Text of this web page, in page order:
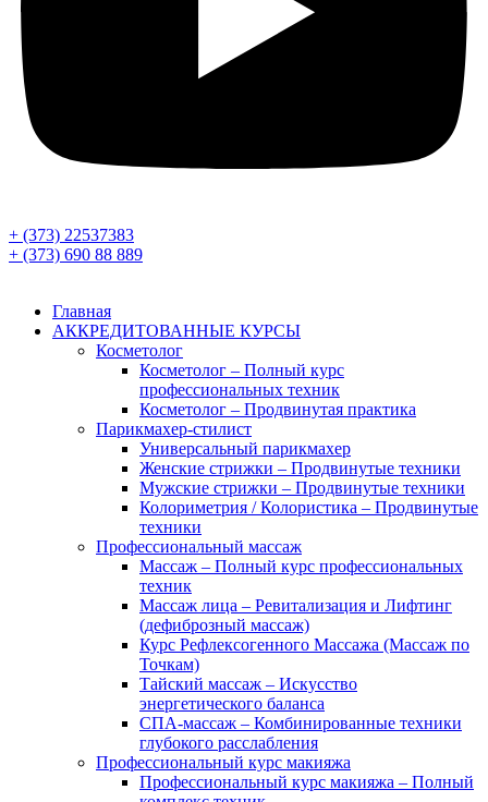
+ (373) 22537383
+ (373) 690 88 889
Главная
АККРЕДИТОВАННЫЕ КУРСЫ
Косметолог
Косметолог – Полный курс
профессиональных техник
Косметолог – Продвинутая практика
Парикмахер-стилист
Универсальный парикмахер
Женские стрижки – Продвинутые техники
Мужские стрижки – Продвинутые техники
Колориметрия / Колористика – Продвинутые
техники
Профессиональный массаж
Массаж – Полный курс профессиональных
техник
Массаж лица – Ревитализация и Лифтинг
(дефиброзный массаж)
Курс Рефлексогенного Массажа (Массаж по
Точкам)
Тайский массаж – Искусство
энергетического баланса
СПА-массаж – Комбинированные техники
глубокого расслабления
Профессиональный курс макияжа
Профессиональный курс макияжа – Полный